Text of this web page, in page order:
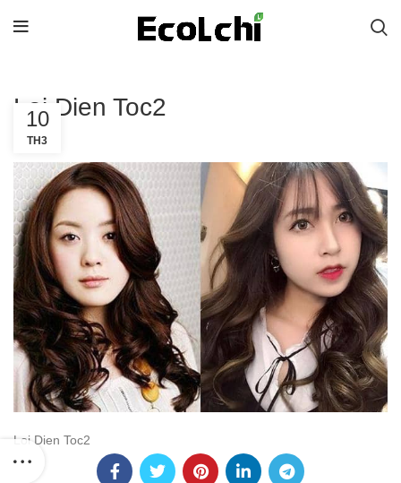
Loi Dien Toc2
10
TH3
Loi Dien Toc2